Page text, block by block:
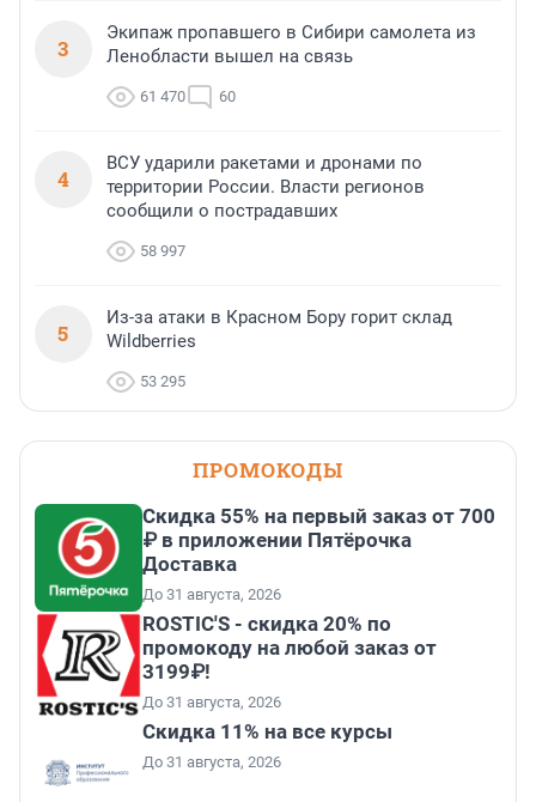
3
Экипаж пропавшего в Сибири самолета из
Ленобласти вышел на связь
61 470 60
4
ВСУ ударили ракетами и дронами по
территории России. Власти регионов
сообщили о пострадавших
58 997
5
Из-за атаки в Красном Бору горит склад
Wildberries
53 295
ПРОМОКОДЫ
Скидка 55% на первый заказ от 700
₽ в приложении Пятёрочка
Доставка
До 31 августа, 2026
ROSTIC'S - скидка 20% по
промокоду на любой заказ от
3199₽!
До 31 августа, 2026
Скидка 11% на все курсы
До 31 августа, 2026